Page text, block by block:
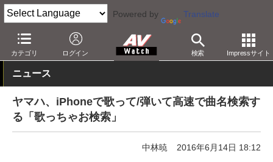
Powered by Translate
カテゴリ ログイン 検索 Impressサイト
AV Watch 製品 アプリ/ソフトウェア
ニュース
ヤマハ、iPhoneで歌って/弾いて高速で曲名検索す
る「歌っちゃお検索」
中林暁 2016年6月14日 18:12